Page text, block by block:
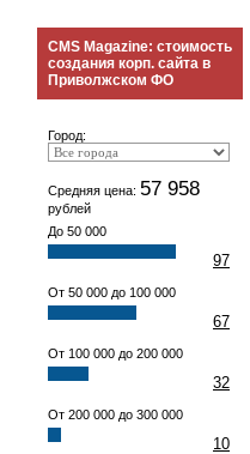
CMS Magazine: стоимость
создания корп. сайта в
Приволжском ФО
Город:
Средняя цена: 57 958
рублей
До 50 000
97
От 50 000 до 100 000
67
От 100 000 до 200 000
32
От 200 000 до 300 000
10